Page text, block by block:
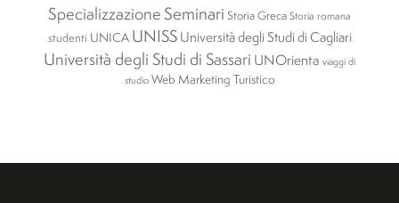
SpecializzazioneSeminari Storia GrecaStoria romana
studenti UNICA UNISS Università degli Studi di Cagliari
Università degli Studi di Sassari UNOrienta viaggi di
studio Web Marketing Turistico